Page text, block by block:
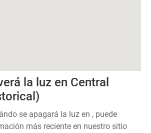
la luz en Central
se apagará la luz en , puede
más reciente en nuestro sitio